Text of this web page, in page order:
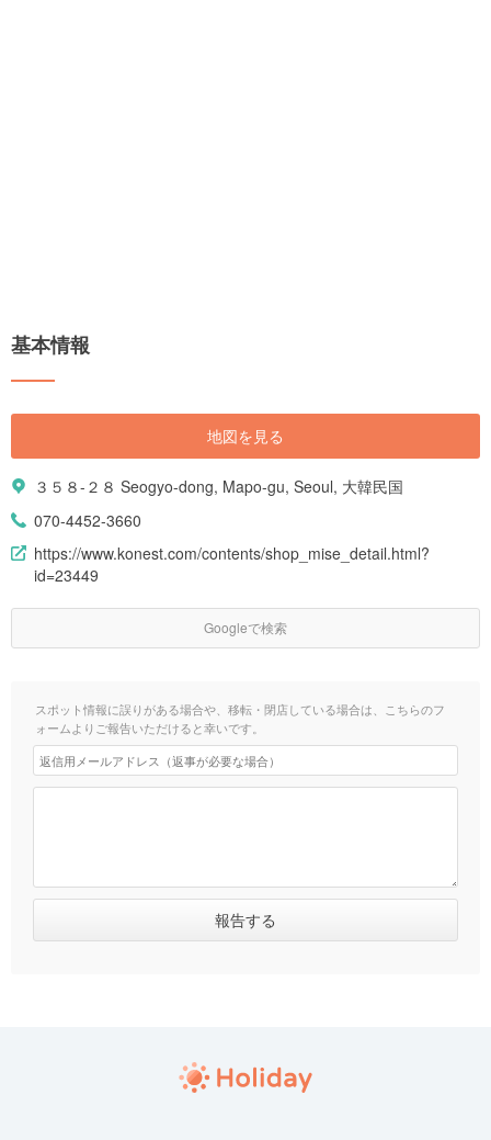
基本情報
地図を見る
３５８-２８ Seogyo-dong, Mapo-gu, Seoul, 大韓民国
070-4452-3660
https://www.konest.com/contents/shop_mise_detail.html?
id=23449
Googleで検索
スポット情報に誤りがある場合や、移転・閉店している場合は、こちらのフ
ォームよりご報告いただけると幸いです。